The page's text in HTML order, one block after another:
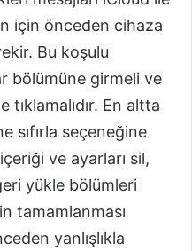
için önceden cihaza
Bu koşulu
bölümüne girmeli ve
En altta
sıfırla seçeneğine
ve ayarları sil,
yükle bölümleri
tamamlanması
yanlışlıkla